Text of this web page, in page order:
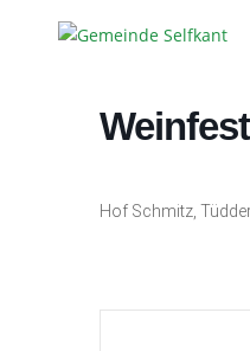
Hof Schmitz,